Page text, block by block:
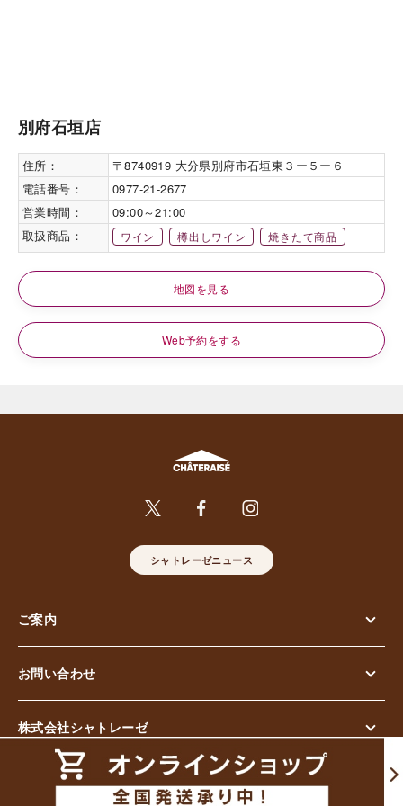
別府石垣店
住所：
〒8740919 大分県別府市石垣東３ー５ー６
電話番号：
0977-21-2677
営業時間：
09:00～21:00
取扱商品：
ワイン 樽出しワイン 焼きたて商品
地図を見る
Web予約をする
シャトレーゼニュース
ご案内
お問い合わせ
株式会社シャトレーゼ
© Chateraise Co.,Ltd. All Rights Reserved.